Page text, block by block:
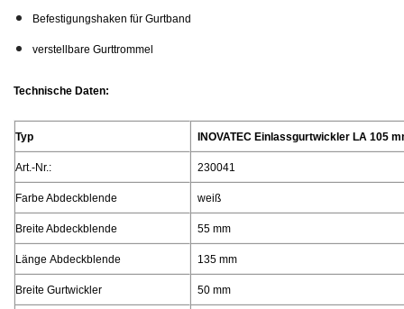
Befestigungshaken für Gurtband
verstellbare Gurttrommel
Technische Daten:
Typ INOVATEC Einlassgurtwickler LA 105
Art.-Nr.: 230041
Farbe Abdeckblende weiß
Breite Abdeckblende 55 mm
Länge Abdeckblende 135 mm
Breite Gurtwickler 50 mm